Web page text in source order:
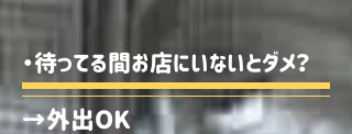
・待ってる間お店にいないとダメ？
→外出OK